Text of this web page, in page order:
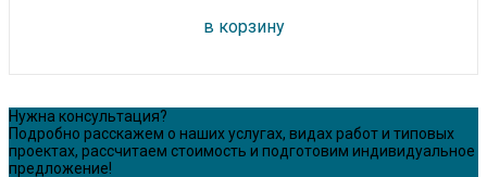
в корзину
Нужна консультация?
Подробно расскажем о наших услугах, видах работ и типовых
проектах, рассчитаем стоимость и подготовим индивидуальное
предложение!